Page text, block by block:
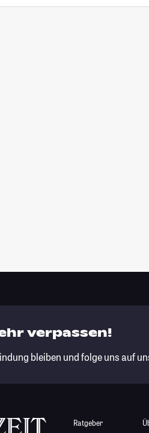
verpassen!
bleiben und folge uns auf
Ratgeber